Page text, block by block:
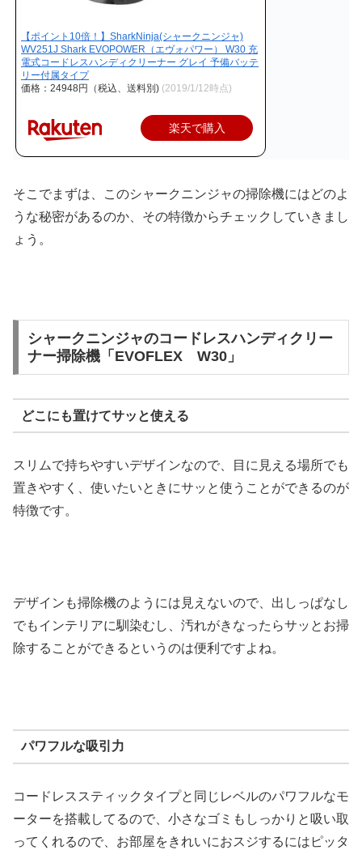
【ポイント10倍！】SharkNinja(シャークニンジャ)
WV251J Shark EVOPOWER（エヴォパワー） W30 充
電式コードレスハンディクリーナー グレイ 予備バッテ
リー付属タイプ
価格：24948円（税込、送料別) (2019/1/12時点)
楽天で購入
そこでまずは、このシャークニンジャの掃除機にはどのよ
うな秘密があるのか、その特徴からチェックしていきまし
ょう。
シャークニンジャのコードレスハンディクリー
ナー掃除機「EVOFLEX W30」
どこにも置けてサッと使える
スリムで持ちやすいデザインなので、目に見える場所でも
置きやすく、使いたいときにサッと使うことができるのが
特徴です。
デザインも掃除機のようには見えないので、出しっぱなし
でもインテリアに馴染むし、汚れがきなったらサッとお掃
除することができるというのは便利ですよね。
パワフルな吸引力
コードレススティックタイプと同じレベルのパワフルなモ
ーターを搭載してるので、小さなゴミもしっかりと吸い取
ってくれるので、お部屋をきれいにおスジするにはピッタ